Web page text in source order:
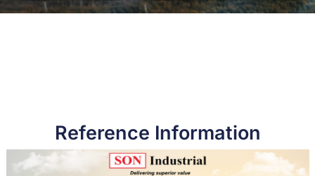
Reference Information